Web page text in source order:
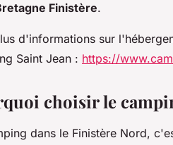
Finistère.
d'informations sur
Saint Jean : https://
choisir le
dans le Finistère Nord,